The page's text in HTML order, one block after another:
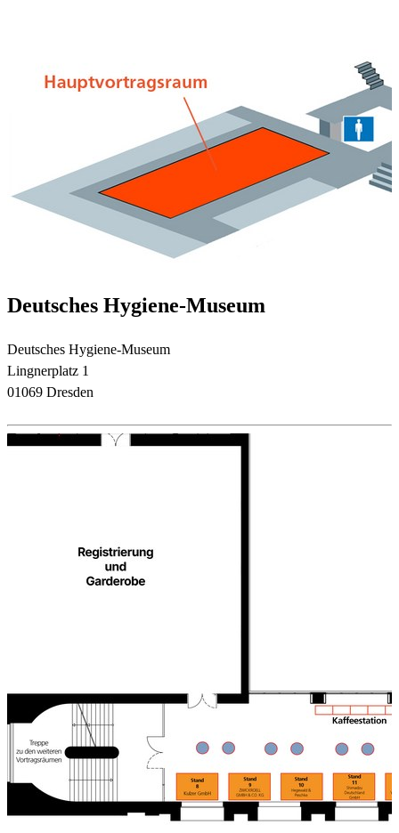
Deutsches Hygiene-Museum
Deutsches Hygiene-Museum
Lingnerplatz 1
01069 Dresden